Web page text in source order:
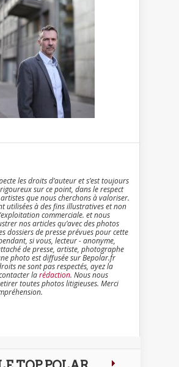
les droits d’auteur et s’est toujours
sur ce point, dans le respect
que nous cherchons à valoriser.
utilisées à des fins illustratives et non
commerciale. et nous
nos articles qu’avec des photos
dossiers de presse prévues pour cette
si vous, lecteur - anonyme,
de presse, artiste, photographe
photo est diffusée sur Bepolar.fr
ne sont pas respectés, ayez la
larédaction. Nous nous
toutes photos litigieuses. Merci